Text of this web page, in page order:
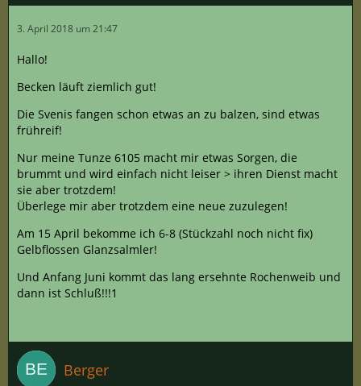
3. April 2018 um 21:47
Hallo!
Becken läuft ziemlich gut!
Die Svenis fangen schon etwas an zu balzen, sind etwas
frühreif!
Nur meine Tunze 6105 macht mir etwas Sorgen, die
brummt und wird einfach nicht leiser > ihren Dienst macht
sie aber trotzdem!
Überlege mir aber trotzdem eine neue zuzulegen!
Am 15 April bekomme ich 6-8 (Stückzahl noch nicht fix)
Gelbflossen Glanzsalmler!
Und Anfang Juni kommt das lang ersehnte Rochenweib und
dann ist Schluß!!!1
Berger